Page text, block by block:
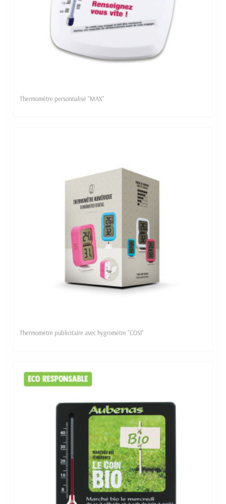
Thermomètre personnalisé "MAX"
Thermomètre publicitaire avec hygromètre "COSI"